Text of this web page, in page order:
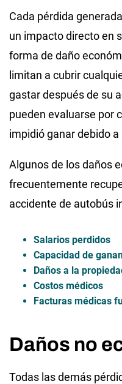
Cada pérdida
un impacto directo en
forma de daño
limitan a cubrir
gastar después de su
pueden evaluarse por
impidió ganar debido a
Algunos de los daños
frecuentemente
accidente de autobús
Salarios perdidos
Capacidad de
Daños a la
Costos médicos
Facturas médicas
Daños no
Todas las demás